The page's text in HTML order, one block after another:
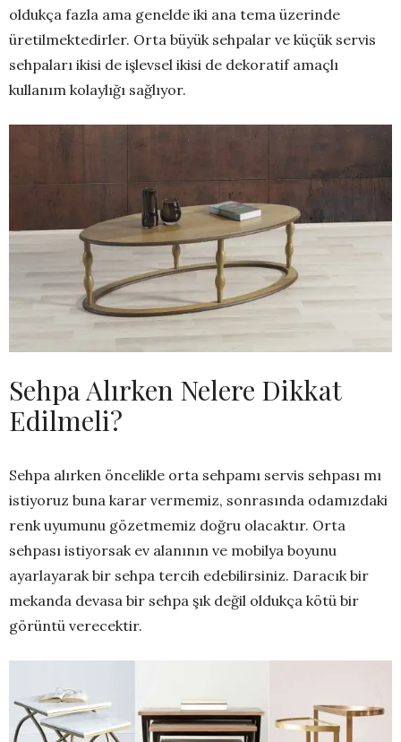
oldukça fazla ama genelde iki ana tema üzerinde
üretilmektedirler. Orta büyük sehpalar ve küçük servis
sehpaları ikisi de işlevsel ikisi de dekoratif amaçlı
kullanım kolaylığı sağlıyor.
Sehpa Alırken Nelere Dikkat
Edilmeli?
Sehpa alırken öncelikle orta sehpamı servis sehpası mı
istiyoruz buna karar vermemiz, sonrasında odamızdaki
renk uyumunu gözetmemiz doğru olacaktır. Orta
sehpası istiyorsak ev alanının ve mobilya boyunu
ayarlayarak bir sehpa tercih edebilirsiniz. Daracık bir
mekanda devasa bir sehpa şık değil oldukça kötü bir
görüntü verecektir.